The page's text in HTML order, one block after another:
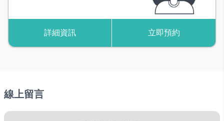
詳細資訊 立即預約
線上留言